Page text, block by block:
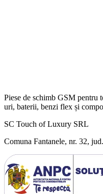
Piese de schimb GSM pentru
uri, baterii, benzi flex și
SC Touch of Luxury SRL
Comuna Fantanele, nr. 32,